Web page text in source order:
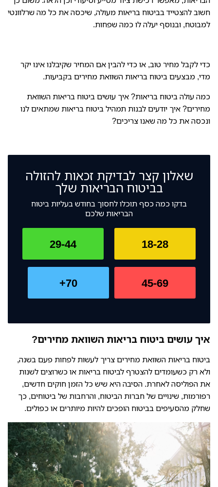
חשוב להצטייד בביטוח בריאות מעולה, שיכסה את כל מה שרלוונטי
למבוטח, ובנוסף יעלה לו כמה שפחות.
כדי לקבל מחיר טוב, או כדי להבין אם המחיר שקיבלנו אינו יקר
מדי, מבצעים ביטוח בריאות השוואת מחירים בקביעות.
כמה עולה ביטוח בריאות? איך עושים ביטוח בריאות השוואת
מחירים? איך יודעים לבנות תמהיל ביטוח בריאות שמתאים לנו
ונכסה את כל מה שאנו צריכים?
שאלון קצר לבדיקת זכאות להזולה
בביטוח הבריאות שלך
בדקו כמה כסף תוכלו לחסוך בחודש בעליות ביטוח
הבריאות שלכם
18-28
29-44
45-69
70+
איך עושים ביטוח בריאות השוואת מחירים?
ביטוח בריאות השוואת מחירים צריך לעשות לפחות פעם בשנה,
ולא רק כשעומדים להצטרף לביטוח בריאות או כשרוצים לשנות
את הפוליסה לאחרת. הסיבה היא שיש כל הזמן חוקים חדשים,
רפורמות, שינויים של חברות הביטוח, והרחבות של ביטוחים, כך
שחלק מהסעיפים בביטוח הופכים להיות מיותרים או כפולים.